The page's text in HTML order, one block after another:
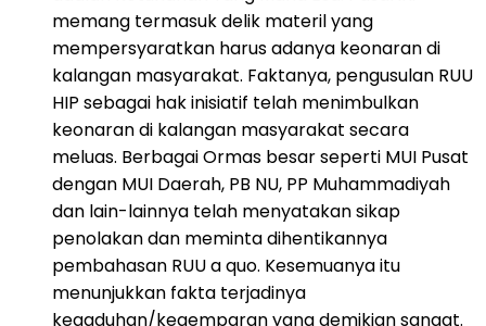
memang termasuk delik materil yang
mempersyaratkan harus adanya keonaran di
kalangan masyarakat. Faktanya, pengusulan RUU
HIP sebagai hak inisiatif telah menimbulkan
keonaran di kalangan masyarakat secara
meluas. Berbagai Ormas besar seperti MUI Pusat
dengan MUI Daerah, PB NU, PP Muhammadiyah
dan lain-lainnya telah menyatakan sikap
penolakan dan meminta dihentikannya
pembahasan RUU a quo. Kesemuanya itu
menunjukkan fakta terjadinya
kegaduhan/kegemparan yang demikian sangat.